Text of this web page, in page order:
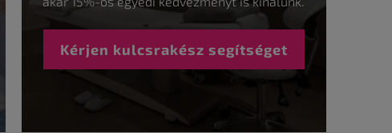
Kérjen kulcsrakész segítséget